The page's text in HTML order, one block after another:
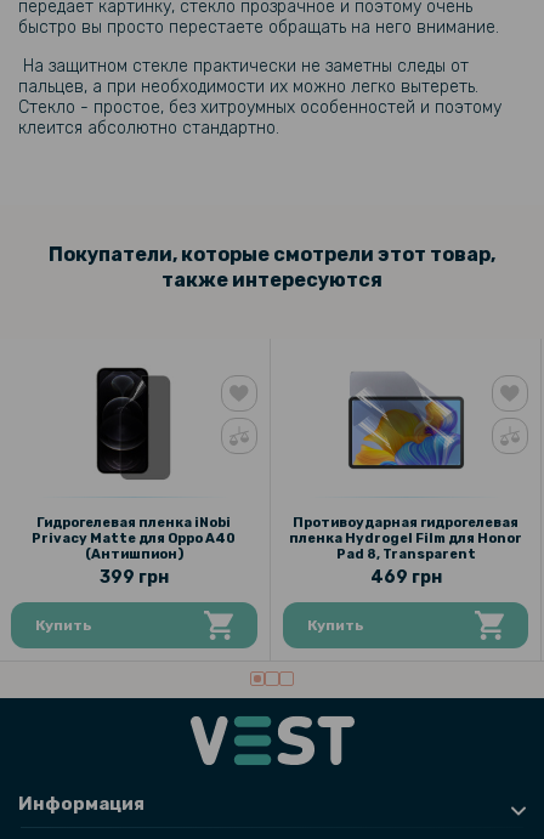
передает картинку, стекло прозрачное и поэтому очень
быстро вы просто перестаете обращать на него внимание.
На защитном стекле практически не заметны следы от
пальцев, а при необходимости их можно легко вытереть.
Стекло - простое, без хитроумных особенностей и поэтому
клеится абсолютно стандартно.
Покупатели, которые смотрели этот товар,
также интересуются
Гидрогелевая пленка iNobi
Privacy Matte для Oppo A40
(Антишпион)
399 грн
Купить
Противоударная гидрогелевая
пленка Hydrogel Film для Honor
Pad 8, Transparent
469 грн
Купить
Информация